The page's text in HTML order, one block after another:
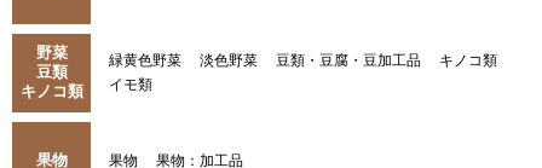
野菜
豆類
キノコ類
緑黄色野菜 淡色野菜 豆類・豆腐・豆加工品
キノコ類
イモ類
果物 果物 果物：加工品